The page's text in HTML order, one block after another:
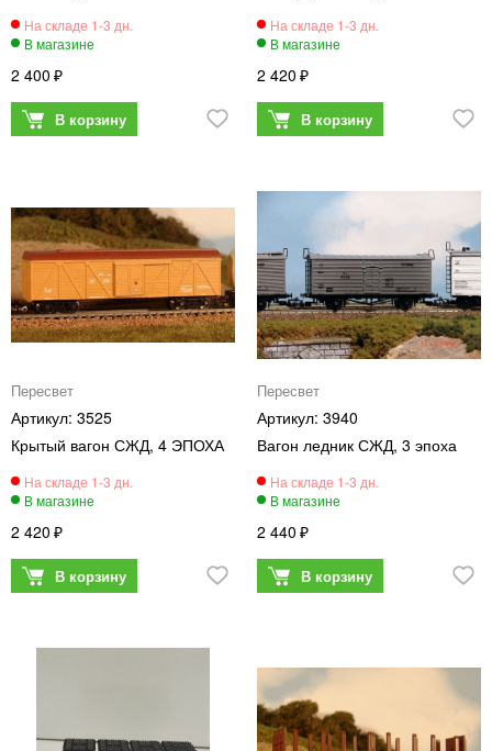
2 400 2 420
Пересвет
3525
Крытый вагон СЖД, 4 ЭПОХА
2 420
Пересвет
3940
Вагон ледник СЖД, 3 эпоха
2 440